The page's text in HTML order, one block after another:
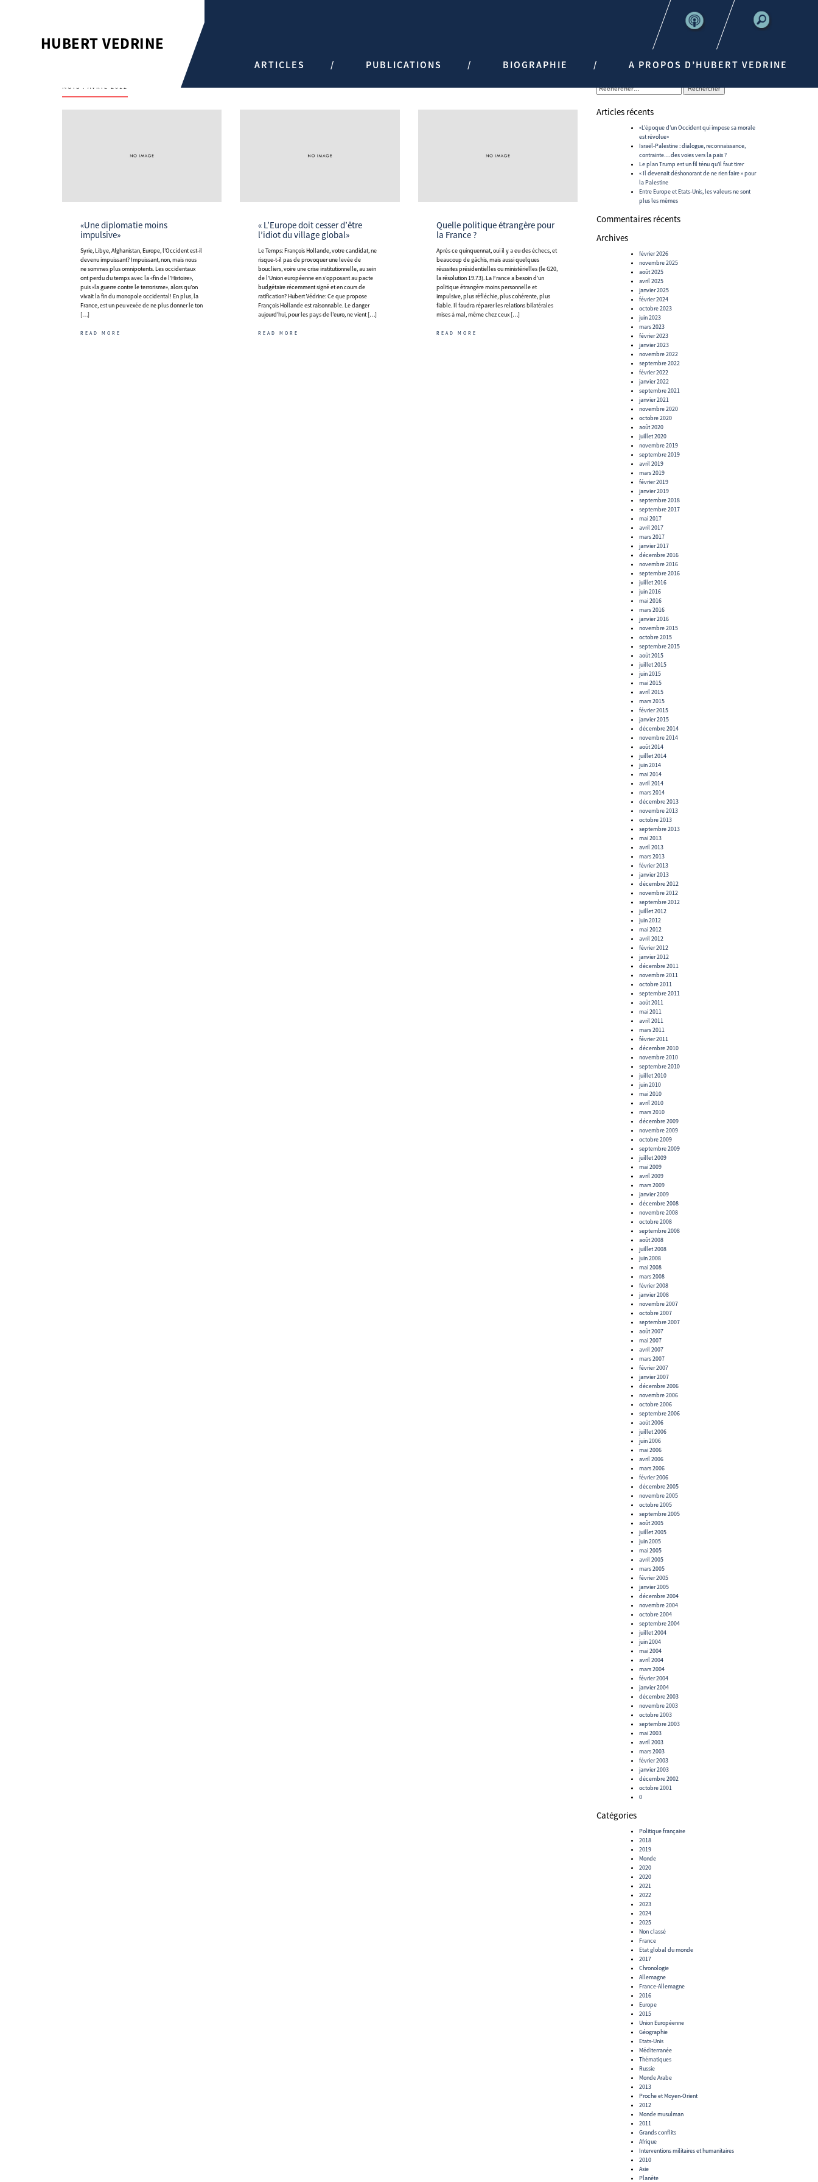
HUBERT VEDRINE
ARTICLES PUBLICATIONS BIOGRAPHIE A PROPOS D’HUBERT VEDRINE
MOIS : AVRIL 2012
«Une diplomatie moins
impulsive»
Syrie, Libye, Afghanistan, Europe, l’Occident est-il
devenu impuissant? Impuissant, non, mais nous
ne sommes plus omnipotents. Les occidentaux
ont perdu du temps avec la «fin de l’Histoire»,
puis «la guerre contre le terrorisme», alors qu’on
vivait la fin du monopole occidental! En plus, la
France, est un peu vexée de ne plus donner le ton
[…]
READ MORE
« L’Europe doit cesser d’être
l’idiot du village global»
Le Temps: François Hollande, votre candidat, ne
risque-t-il pas de provoquer une levée de
boucliers, voire une crise institutionnelle, au sein
de l’Union européenne en s’opposant au pacte
budgétaire récemment signé et en cours de
ratification? Hubert Védrine: Ce que propose
François Hollande est raisonnable. Le danger
aujourd’hui, pour les pays de l’euro, ne vient […]
READ MORE
Quelle politique étrangère pour
la France ?
Après ce quinquennat, oui il y a eu des échecs, et
beaucoup de gâchis, mais aussi quelques
réussites présidentielles ou ministérielles (le G20,
la résolution 19.73). La France a besoin d’un
politique étrangère moins personnelle et
impulsive, plus réfléchie, plus cohérente, plus
fiable. Il faudra réparer les relations bilatérales
mises à mal, même chez ceux […]
READ MORE
Rechercher :
Articles récents
«L’époque d’un Occident qui impose sa morale
est révolue»
Israël-Palestine : dialogue, reconnaissance,
contrainte… des voies vers la paix ?
Le plan Trump est un fil ténu qu’il faut tirer
« Il devenait déshonorant de ne rien faire » pour
la Palestine
Entre Europe et Etats-Unis, les valeurs ne sont
plus les mêmes
Commentaires récents
Archives
février 2026
novembre 2025
août 2025
avril 2025
janvier 2025
février 2024
octobre 2023
juin 2023
mars 2023
février 2023
janvier 2023
novembre 2022
septembre 2022
février 2022
janvier 2022
septembre 2021
janvier 2021
novembre 2020
octobre 2020
août 2020
juillet 2020
novembre 2019
septembre 2019
avril 2019
mars 2019
février 2019
janvier 2019
septembre 2018
septembre 2017
mai 2017
avril 2017
mars 2017
janvier 2017
décembre 2016
novembre 2016
septembre 2016
juillet 2016
juin 2016
mai 2016
mars 2016
janvier 2016
novembre 2015
octobre 2015
septembre 2015
août 2015
juillet 2015
juin 2015
mai 2015
avril 2015
mars 2015
février 2015
janvier 2015
décembre 2014
novembre 2014
août 2014
juillet 2014
juin 2014
mai 2014
avril 2014
mars 2014
décembre 2013
novembre 2013
octobre 2013
septembre 2013
mai 2013
avril 2013
mars 2013
février 2013
janvier 2013
décembre 2012
novembre 2012
septembre 2012
juillet 2012
juin 2012
mai 2012
avril 2012
février 2012
janvier 2012
décembre 2011
novembre 2011
octobre 2011
septembre 2011
août 2011
mai 2011
avril 2011
mars 2011
février 2011
décembre 2010
novembre 2010
septembre 2010
juillet 2010
juin 2010
mai 2010
avril 2010
mars 2010
décembre 2009
novembre 2009
octobre 2009
septembre 2009
juillet 2009
mai 2009
avril 2009
mars 2009
janvier 2009
décembre 2008
novembre 2008
octobre 2008
septembre 2008
août 2008
juillet 2008
juin 2008
mai 2008
mars 2008
février 2008
janvier 2008
novembre 2007
octobre 2007
septembre 2007
août 2007
mai 2007
avril 2007
mars 2007
février 2007
janvier 2007
décembre 2006
novembre 2006
octobre 2006
septembre 2006
août 2006
juillet 2006
juin 2006
mai 2006
avril 2006
mars 2006
février 2006
décembre 2005
novembre 2005
octobre 2005
septembre 2005
août 2005
juillet 2005
juin 2005
mai 2005
avril 2005
mars 2005
février 2005
janvier 2005
décembre 2004
novembre 2004
octobre 2004
septembre 2004
juillet 2004
juin 2004
mai 2004
avril 2004
mars 2004
février 2004
janvier 2004
décembre 2003
novembre 2003
octobre 2003
septembre 2003
mai 2003
avril 2003
mars 2003
février 2003
janvier 2003
décembre 2002
octobre 2001
0
Catégories
Politique française
2018
2019
Monde
2020
2020
2021
2022
2023
2024
2025
Non classé
France
Etat global du monde
2017
Chronologie
Allemagne
France-Allemagne
2016
Europe
2015
Union Européenne
Géographie
Etats-Unis
Méditerranée
Thématiques
Russie
Monde Arabe
2013
Proche et Moyen-Orient
2012
Monde musulman
2011
Grands conflits
Afrique
Interventions militaires et humanitaires
2010
Asie
Planète